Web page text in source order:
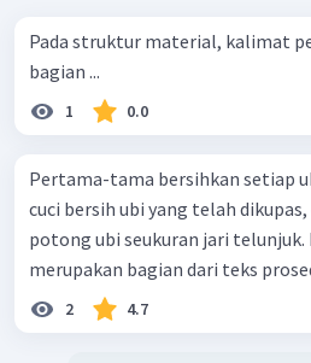
Pada struktur material, kalimat
bagian ...
1 0.0
Pertama-tama bersihkan setiap
cuci bersih ubi yang telah
potong ubi seukuran jari telunjuk. Kalimat yang
merupakan bagian dari teks
2 4.7